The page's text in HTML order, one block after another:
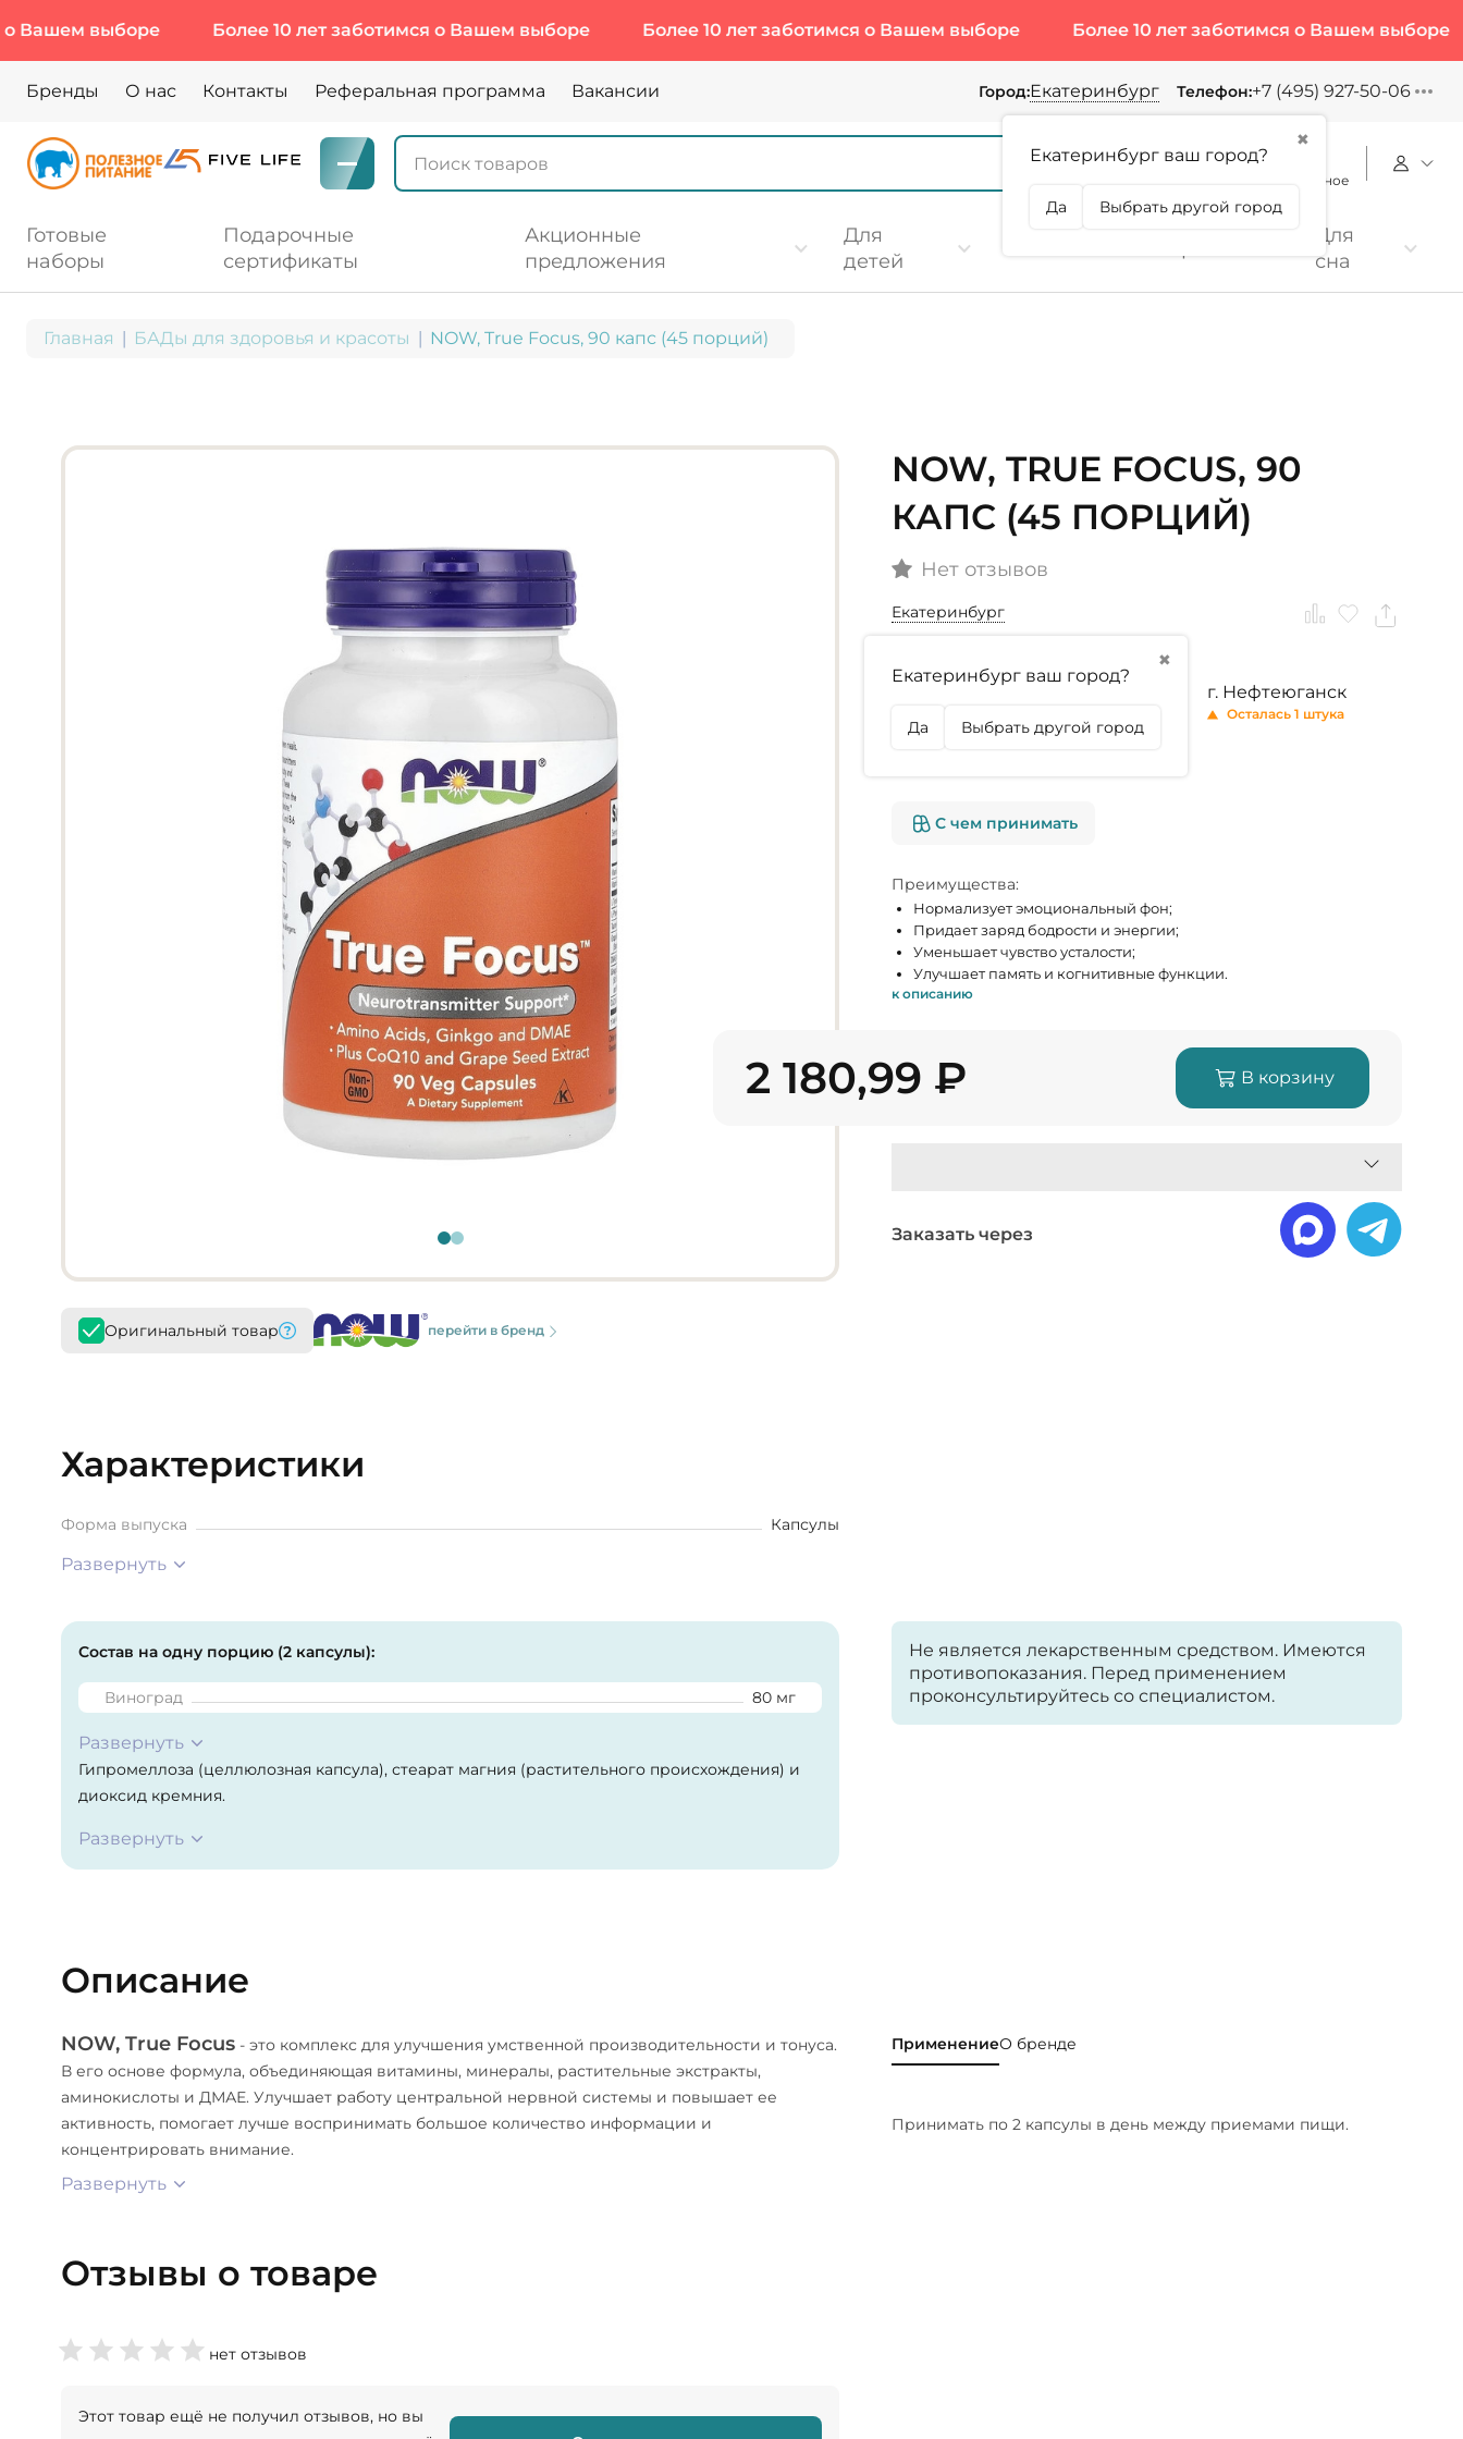
выборе Более 10 лет заботимся о Вашем выборе Более 10 лет заботимся о Вашем выборе Более 10 лет заботимся о Вашем выборе
Бренды О нас Контакты Реферальная программа Вакансии Город:Екатеринбург
✖
Екатеринбург ваш город?
Да Выбрать другой город
Телефон:+7 (495) 927-50-06
Избранное
Готовые
наборы
Подарочные
сертификаты
Акционные
предложения
Для
детей
Для
сна
Главная БАДы для здоровья и красоты NOW, True Focus, 90 капс (45 порций)
Оригинальный товар перейти в бренд
NOW, TRUE FOCUS, 90
КАПС (45 ПОРЦИЙ)
Нет отзывов
Екатеринбург
✖
Екатеринбург ваш город?
Да Выбрать другой город
г. Екатеринбург г. Тюмень г. Нефтеюганск
Осталась 1 штука
С чем принимать
Преимущества:
Нормализует эмоциональный фон;
Придает заряд бодрости и энергии;
Уменьшает чувство усталости;
Улучшает память и когнитивные функции.
к описанию
2 180,99 ₽ В корзину
Заказать через
Характеристики
Форма выпуска Капсулы
Развернуть
Не является лекарственным средством. Имеются
противопоказания. Перед применением
проконсультируйтесь со специалистом.
Состав на одну порцию (2 капсулы):
Виноград 80 мг
Развернуть
Гипромеллоза (целлюлозная капсула), стеарат магния (растительного происхождения) и
диоксид кремния.
Развернуть
Описание
NOW, True Focus - это комплекс для улучшения умственной производительности и тонуса.
В его основе формула, объединяющая витамины, минералы, растительные экстракты,
аминокислоты и ДМАЕ. Улучшает работу центральной нервной системы и повышает ее
активность, помогает лучше воспринимать большое количество информации и
концентрировать внимание.
Развернуть
ПрименениеО бренде
Принимать по 2 капсулы в день между приемами пищи.
Отзывы о товаре
нет отзывов
Этот товар ещё не получил отзывов, но вы